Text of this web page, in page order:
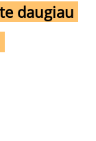
daugiau